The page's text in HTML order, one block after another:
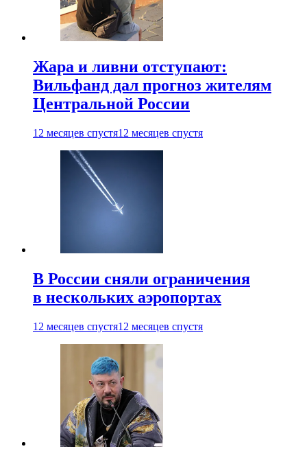
Жара и ливни отступают:
Вильфанд дал прогноз жителям
Центральной России
12 месяцев спустя12 месяцев спустя
В России сняли ограничения
в нескольких аэропортах
12 месяцев спустя12 месяцев спустя